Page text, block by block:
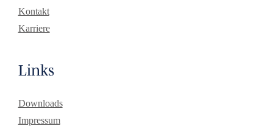
Kontakt
Karriere
Links
Downloads
Impressum